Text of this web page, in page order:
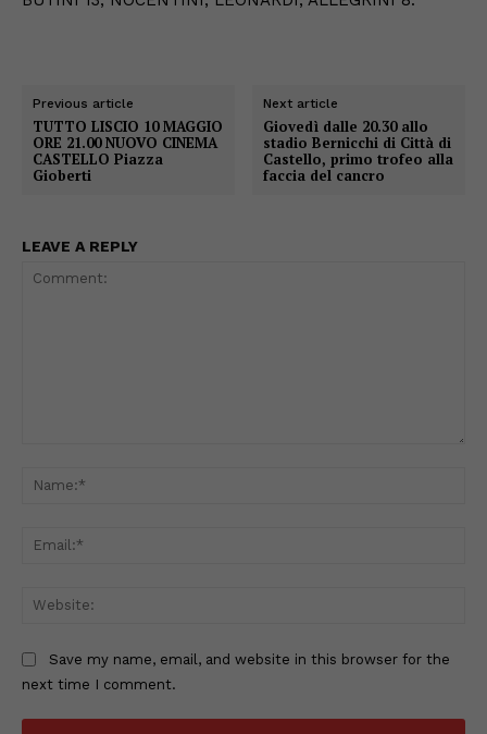
Previous article
TUTTO LISCIO 10 MAGGIO
ORE 21.00 NUOVO CINEMA
CASTELLO Piazza
Gioberti
Next article
Giovedì dalle 20.30 allo
stadio Bernicchi di Città di
Castello, primo trofeo alla
faccia del cancro
LEAVE A REPLY
Save my name, email, and website in this browser for the
next time I comment.